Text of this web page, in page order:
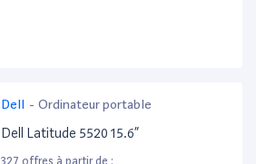
Dell - Ordinateur portable
Dell Latitude 5520 15.6”
327 offres à partir de :